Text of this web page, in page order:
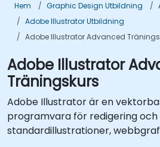
Hem Graphic Design Utbildning
Adobe Illustrator Utbildning
Adobe Illustrator Advanced
Adobe Illustrator
Träningskurs
Adobe Illustrator är en
programvara för redigering och
standardillustrationer,